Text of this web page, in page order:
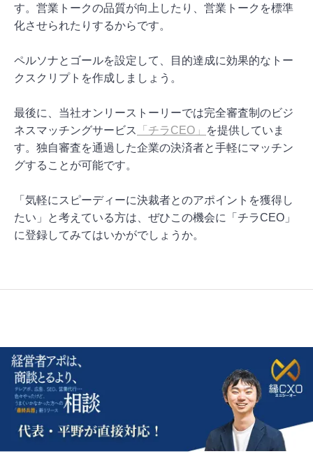
す。営業トークの品質が向上したり、営業トークを標準
化させられたりするからです。
ペルソナとゴールを設定して、目的達成に効果的なトー
クスクリプトを作成しましょう。
最後に、当社オンリーストーリーでは完全審査制のビジ
ネスマッチングサービス
「チラCEO」
を提供していま
す。独自審査を通過した企業の決済者と手軽にマッチン
グすることが可能です。
「気軽にスピーディーに決裁者とのアポイントを獲得し
たい」と考えている方は、ぜひこの機会に「チラCEO」
に登録してみてはいかがでしょうか。